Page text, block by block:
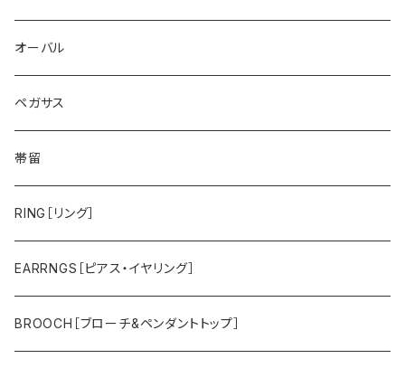
ゴールドライオン
帆船
鷲
タツノオトシゴ
トラ
その他のメンズアイテム
スミレ
バラ
スズラン
カトレア
ユリ
アジサイ
オーバル
ペガサス
帯留
RING［リング］
EARRNGS［ピアス・イヤリング］
BROOCH［ブローチ&ペンダントトップ］